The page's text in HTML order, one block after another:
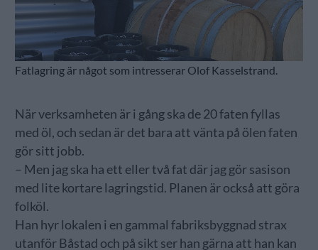
Fatlagring är något som intresserar Olof Kasselstrand.
När verksamheten är i gång ska de 20 faten fyllas
med öl, och sedan är det bara att vänta på ölen faten
gör sitt jobb.
– Men jag ska ha ett eller två fat där jag gör sasison
med lite kortare lagringstid. Planen är också att göra
folköl.
Han hyr lokalen i en gammal fabriksbyggnad strax
utanför Båstad och på sikt ser han gärna att han kan